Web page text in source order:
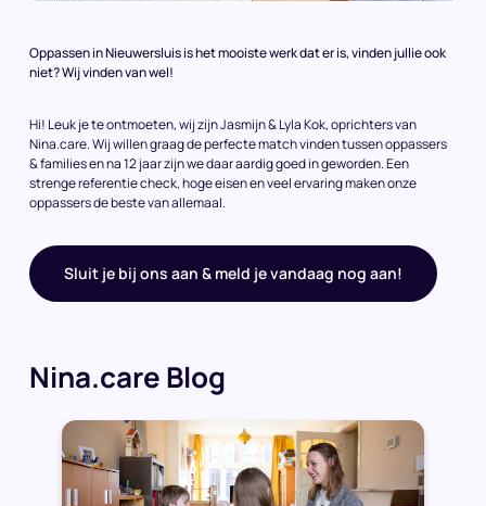
Oppassen in Nieuwersluis is het mooiste werk dat er is, vinden jullie ook
niet? Wij vinden van wel!
Hi! Leuk je te ontmoeten, wij zijn Jasmijn & Lyla Kok, oprichters van
Nina.care. Wij willen graag de perfecte match vinden tussen oppassers
& families en na 12 jaar zijn we daar aardig goed in geworden. Een
strenge referentie check, hoge eisen en veel ervaring maken onze
oppassers de beste van allemaal.
Sluit je bij ons aan & meld je vandaag nog aan!
Nina.care Blog